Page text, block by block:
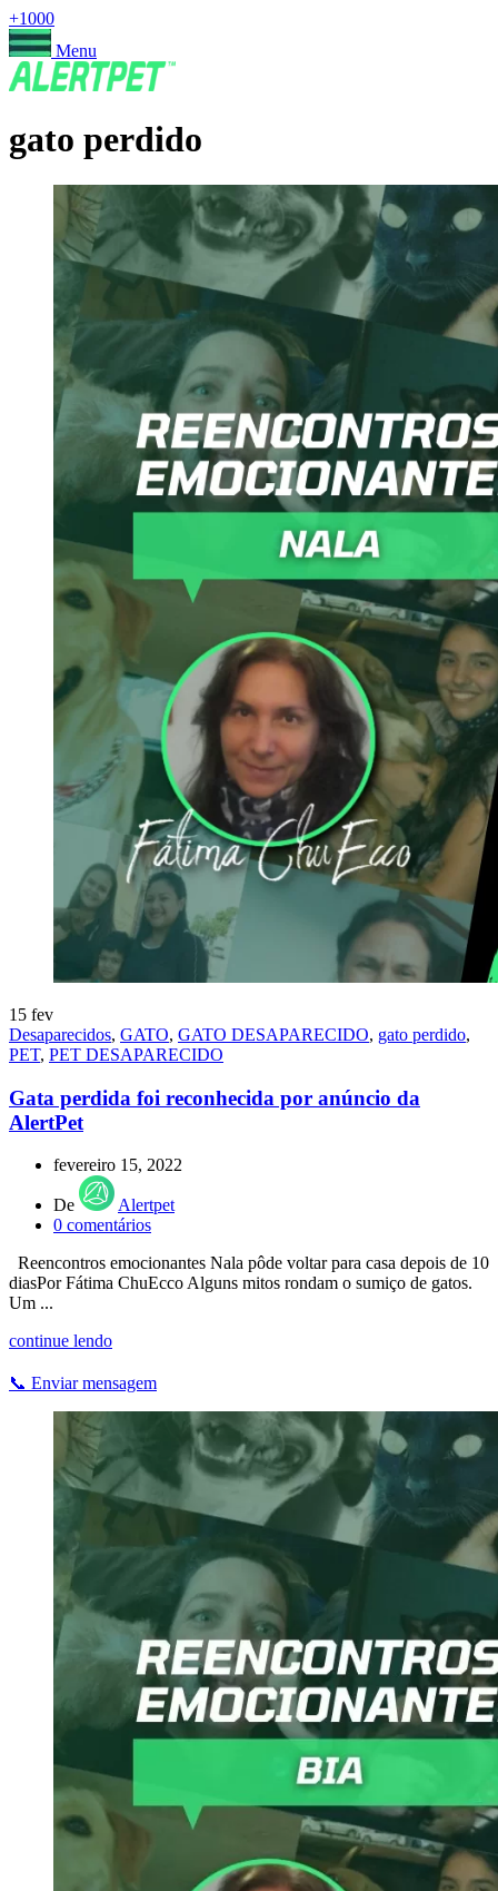
+1000
Menu
gato perdido
15 fev
Desaparecidos, GATO, GATO DESAPARECIDO, gato perdido,
PET, PET DESAPARECIDO
Gata perdida foi reconhecida por anúncio da
AlertPet
fevereiro 15, 2022
De
Alertpet
0 comentários
Reencontros emocionantes Nala pôde voltar para casa depois de 10
diasPor Fátima ChuEcco Alguns mitos rondam o sumiço de gatos.
Um ...
continue lendo
📞 Enviar mensagem